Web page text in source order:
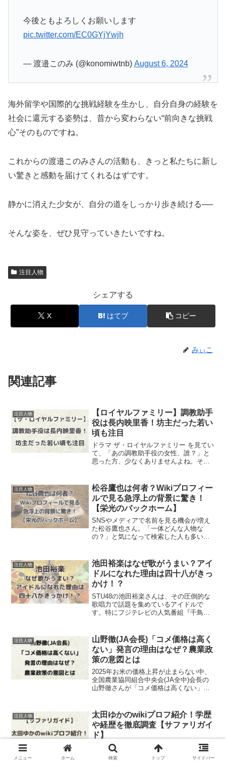
今後ともよろしくお願いします
pic.twitter.com/EC0GYjYwjh
— 渡邉このみ (@konomiwtnb) August 6, 2024
海外留学や国際的な挑戦経験を生かし、自分自身の経験を
社会に還元する姿勢は、昔から変わらない“前向きな挑戦
心”そのものですね。
これからの渡邉このみさんの活動も、きっと私たちに新し
い驚きと感動を届けてくれるはずです。
静かに消えた少女が、自分の道をしっかり歩き続ける──
そんな姿を、ぜひ見守っていきたいですね。
注目人物
シェアする
X はてブ コピー
みぃこ
関連記事
注目人物
【ロイヤルファミリー】調教助手
役は長内映里香！坊主だった若い
頃も注目
ドラマ ザ・ロイヤルファミリー を見てい
て、「あの調教助手役の女性、誰？」と
思った方、少なくありませんよね。そ
か印象に残る…。しかも、若い頃には“坊
主頭”にしていた...
注目人物
松谷鷹也は何者？Wikiプロフィー
ルで見る急浮上の背景に驚き！
【栄光のバックホーム】
SNSやメディアで名前を見る機会が増え
た松谷鷹也さん。「一体どんな人物な
の？」と気になって検索した人も多いの
基本プロフィールだけでなく、急浮上の
背景が「驚き！」と言われ...
注目人物
池田裕楽はなぜ歌がうまい？アイ
ドルになれた理由は四十八がきっ
かけ！？
STU48の池田裕楽さんは、その圧倒的な
歌唱力で話題を集めているアイドルで
す。特にフジテレビの人気番組『千鳥の
在となりましたね。池田裕楽さんはどの
ようにして歌の実力を磨...
注目人物
山野徹(JA会長)「コメ価格は高く
ない」発言の理由はなぜ？農業政
策の意図とは
2025年お米の価格上昇が止まらない中、
全国農業協同組合中央会(JA全中)会長の
山野徹さんが「コメ価格は高くない」と
のような農業政策の意図があるのでしょ
うか。山野徹さん...
注目人物
太田ゆかのwikiプロフ紹介！学歴
や経歴を徹底調査【サファリガイ
ド】
太田ゆかさんは、日本人女性初の南アフ
リカ政府公認サファリガイドとして活躍
メニュー ホーム 検索 トップ サイドバー